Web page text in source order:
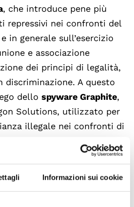
Informazioni sui cookie
, che introduce pene più
repressivi nei confronti del
in generale sull’esercizio
e associazione
dei principi di legalità,
discriminazione. A questo
dello spyware Graphite,
Solutions, utilizzato per
illegale nei confronti di
del diritto alla